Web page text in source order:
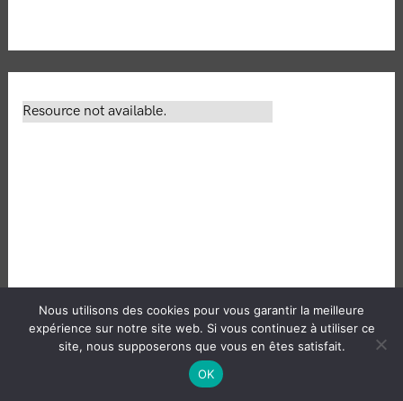
Nous utilisons des cookies pour vous garantir la meilleure
expérience sur notre site web. Si vous continuez à utiliser ce
site, nous supposerons que vous en êtes satisfait.
OK